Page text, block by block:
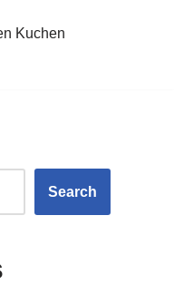
Kuchen
Search